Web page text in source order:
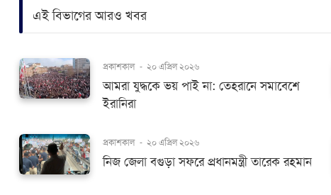
এই বিভাগের আরও খবর
প্রকাশকাল - ২০ এপ্রিল ২০২৬
আমরা যুদ্ধকে ভয় পাই না: তেহরানে সমাবেশে
ইরানিরা
প্রকাশকাল - ২০ এপ্রিল ২০২৬
নিজ জেলা বগুড়া সফরে প্রধানমন্ত্রী তারেক রহমান